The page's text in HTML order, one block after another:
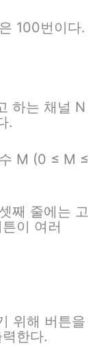
100번이다.
하는 채널 N
.
M (0 ≤ M ≤
째 줄에는 고
이 여러
위해 버튼을
한다.